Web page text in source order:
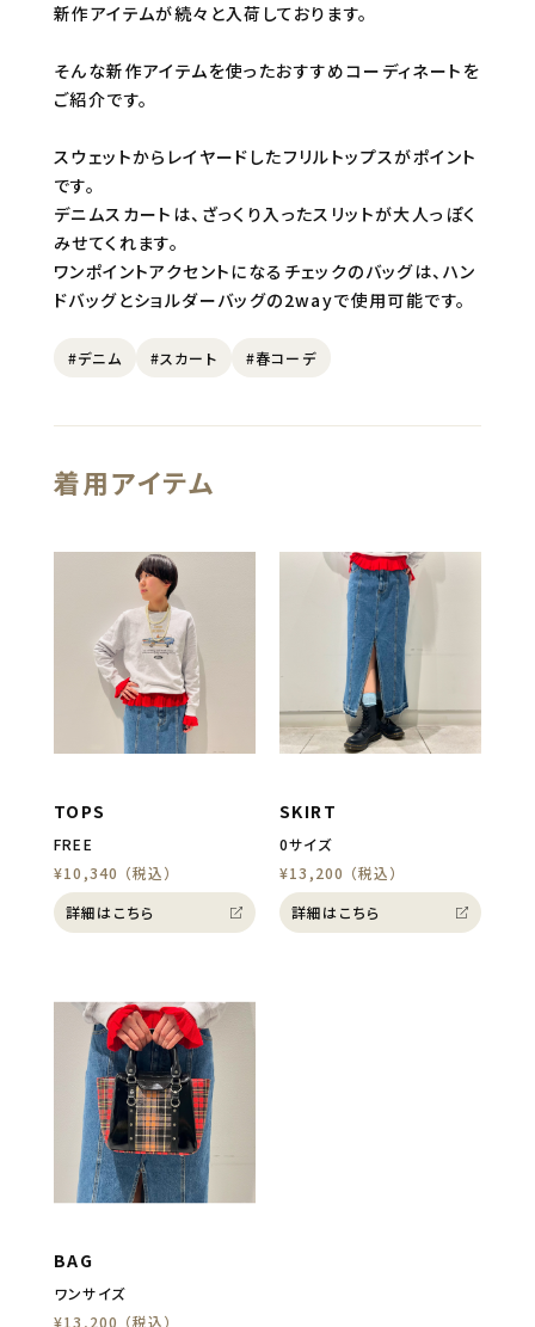
新作アイテムが続々と入荷しております。
そんな新作アイテムを使ったおすすめコーディネートを
ご紹介です。
スウェットからレイヤードしたフリルトップスがポイント
です。
デニムスカートは、ざっくり入ったスリットが大人っぽく
みせてくれます。
ワンポイントアクセントになるチェックのバッグは、ハン
ドバッグとショルダーバッグの2wayで使用可能です。
#デニム #スカート #春コーデ
着用アイテム
TOPS
FREE
¥10,340 （税込）
詳細はこちら
SKIRT
0サイズ
¥13,200 （税込）
詳細はこちら
BAG
ワンサイズ
¥13,200 （税込）